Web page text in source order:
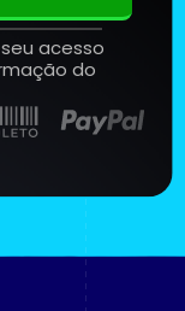
acesso
do